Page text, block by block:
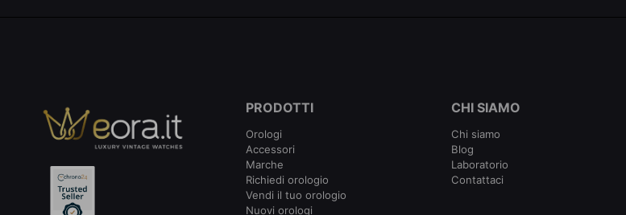
PRODOTTI
Orologi
Accessori
Marche
Richiedi orologio
Vendi il tuo orologio
Nuovi orologi
CHI SIAMO
Chi siamo
Blog
Laboratorio
Contattaci